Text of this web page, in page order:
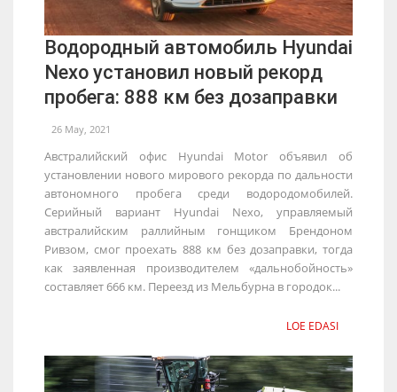
Водородный автомобиль Hyundai
Nexo установил новый рекорд
пробега: 888 км без дозаправки
26 May, 2021
Австралийский офис Hyundai Motor объявил об
установлении нового мирового рекорда по дальности
автономного пробега среди водородомобилей.
Серийный вариант Hyundai Nexo, управляемый
австралийским раллийным гонщиком Брендоном
Ривзом, смог проехать 888 км без дозаправки, тогда
как заявленная производителем «дальнобойность»
составляет 666 км. Переезд из Мельбурна в городок...
LOE EDASI